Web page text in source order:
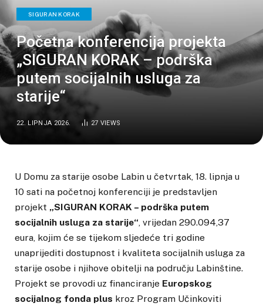
SIGURAN KORAK
Početna konferencija projekta
„SIGURAN KORAK – podrška
putem socijalnih usluga za
starije“
22. LIPNJA 2026. 27 VIEWS
U Domu za starije osobe Labin u četvrtak, 18. lipnja u
10 sati na početnoj konferenciji je predstavljen
projekt „SIGURAN KORAK – podrška putem
socijalnih usluga za starije“, vrijedan 290.094,37
eura, kojim će se tijekom sljedeće tri godine
unaprijediti dostupnost i kvaliteta socijalnih usluga za
starije osobe i njihove obitelji na području Labinštine.
Projekt se provodi uz financiranje Europskog
socijalnog fonda plus kroz Program Učinkoviti